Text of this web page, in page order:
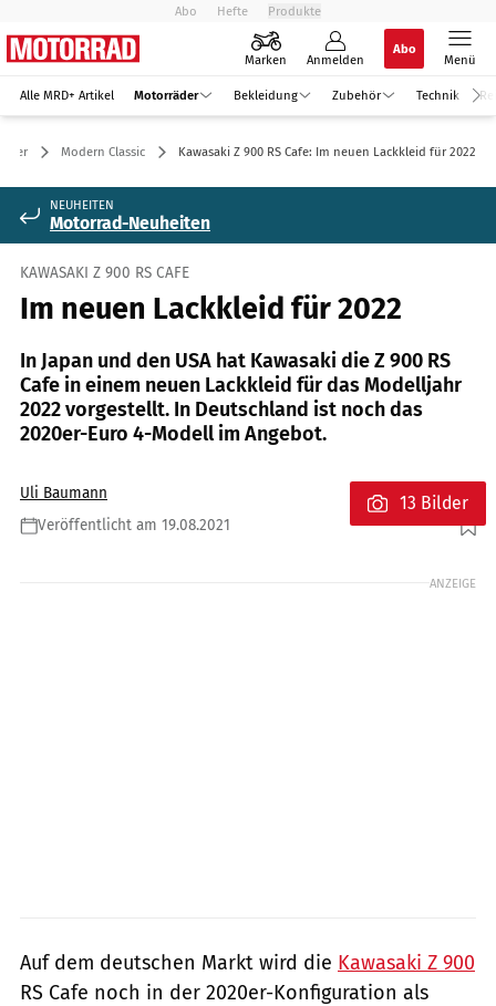
Abo Hefte Produkte
Marken Anmelden
Abo
Menü
Alle MRD+ Artikel Motorräder Bekleidung Zubehör Technik
Modern Classic Kawasaki Z 900 RS Cafe: Im neuen Lackkleid für 2022
NEUHEITEN
Motorrad-Neuheiten
KAWASAKI Z 900 RS CAFE
Im neuen Lackkleid für 2022
In Japan und den USA hat Kawasaki die Z 900 RS
Cafe in einem neuen Lackkleid für das Modelljahr
2022 vorgestellt. In Deutschland ist noch das
2020er-Euro 4-Modell im Angebot.
Uli Baumann
Veröffentlicht am 19.08.2021
Foto: Kawasaki
13 Bilder
ANZEIGE
Auf dem deutschen Markt wird die Kawasaki Z 900
RS Cafe noch in der 2020er-Konfiguration als